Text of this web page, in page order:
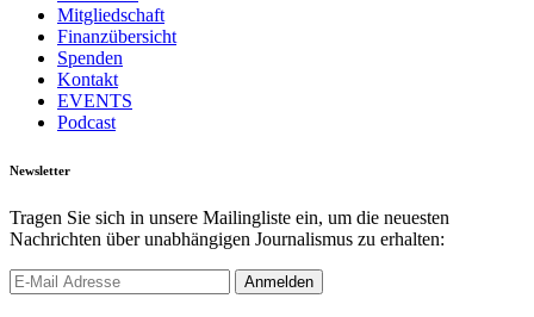
Mitgliedschaft
Finanzübersicht
Spenden
Kontakt
EVENTS
Podcast
Newsletter
Tragen Sie sich in unsere Mailingliste ein, um die neuesten
Nachrichten über unabhängigen Journalismus zu erhalten: